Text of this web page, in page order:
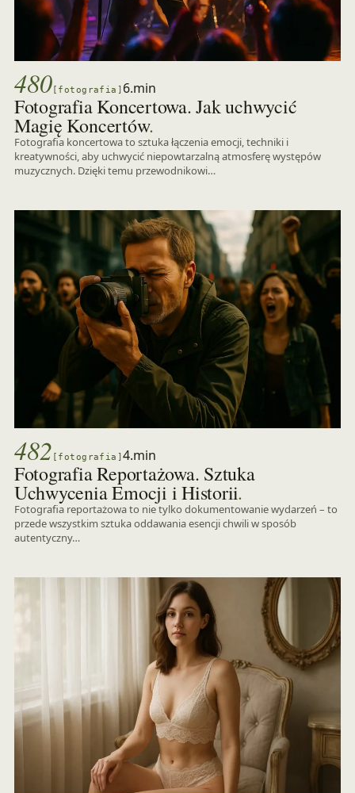
480 [fotografia] 6.min
Fotografia Koncertowa. Jak uchwycić
Magię Koncertów.
Fotografia koncertowa to sztuka łączenia emocji, techniki i
kreatywności, aby uchwycić niepowtarzalną atmosferę występów
muzycznych. Dzięki temu przewodnikowi…
482 [fotografia]4.min
Fotografia Reportażowa. Sztuka
Uchwycenia Emocji i Historii.
Fotografia reportażowa to nie tylko dokumentowanie wydarzeń – to
przede wszystkim sztuka oddawania esencji chwili w sposób
autentyczny…